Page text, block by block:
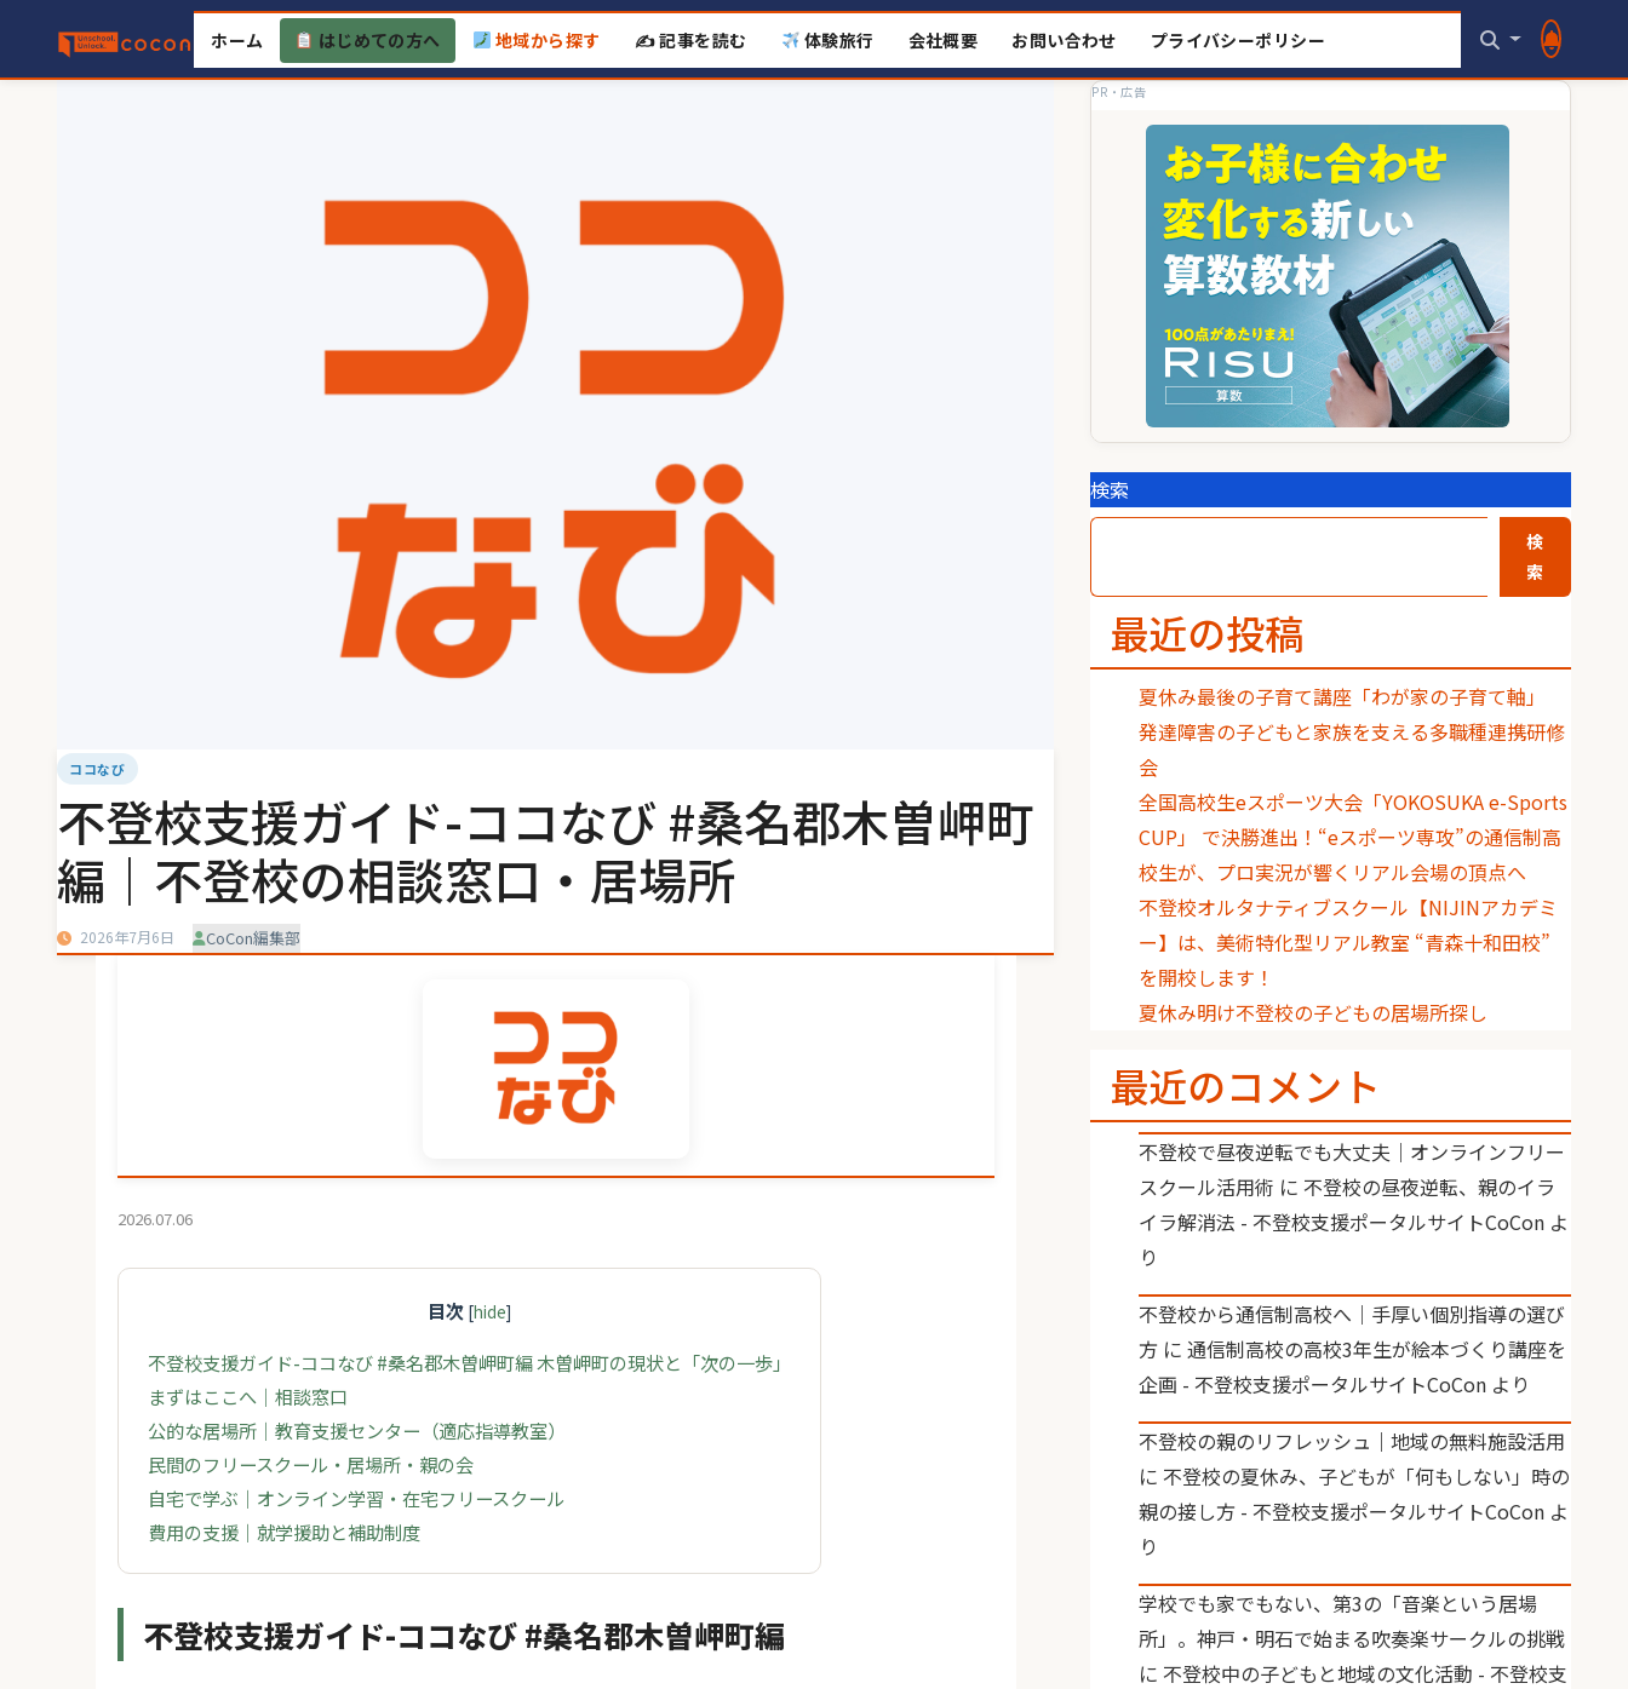
content
ホーム はじめての方へ 地域から探す ✍️ 記事を読む 体験旅行 会社概要 お問い合わせ プライバシーポリシー
ココなび
不登校支援ガイド-ココなび #桑名郡木曽岬町
編｜不登校の相談窓口・居場所
2026年7月6日 CoCon編集部
2026.07.06
目次 [hide]
不登校支援ガイド-ココなび #桑名郡木曽岬町編 木曽岬町の現状と「次の一歩」
まずはここへ｜相談窓口
公的な居場所｜教育支援センター（適応指導教室）
民間のフリースクール・居場所・親の会
自宅で学ぶ｜オンライン学習・在宅フリースクール
費用の支援｜就学援助と補助制度
不登校支援ガイド-ココなび #桑名郡木曽岬町編
PR・広告
検索
検
索
最近の投稿
夏休み最後の子育て講座「わが家の子育て軸」
発達障害の子どもと家族を支える多職種連携研修
会
全国高校生eスポーツ大会「YOKOSUKA e-Sports
CUP」 で決勝進出！“eスポーツ専攻”の通信制高
校生が、プロ実況が響くリアル会場の頂点へ
不登校オルタナティブスクール【NIJINアカデミ
ー】は、美術特化型リアル教室 “青森十和田校”
を開校します！
夏休み明け不登校の子どもの居場所探し
最近のコメント
不登校で昼夜逆転でも大丈夫｜オンラインフリー
スクール活用術 に 不登校の昼夜逆転、親のイラ
イラ解消法 - 不登校支援ポータルサイトCoCon よ
り
不登校から通信制高校へ｜手厚い個別指導の選び
方 に通信制高校の高校3年生が絵本づくり講座を
企画 - 不登校支援ポータルサイトCoCon より
不登校の親のリフレッシュ｜地域の無料施設活用
に 不登校の夏休み、子どもが「何もしない」時の
親の接し方 - 不登校支援ポータルサイトCoCon よ
り
学校でも家でもない、第3の「音楽という居場
所」。神戸・明石で始まる吹奏楽サークルの挑戦
に 不登校中の子どもと地域の文化活動 - 不登校支